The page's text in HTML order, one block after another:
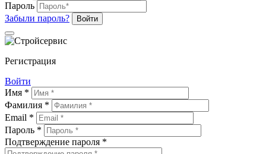
Пароль
Забыли пароль?
Войти
Регистрация
Войти
Имя *
Фамилия *
Email *
Пароль *
Подтверждение пароля *